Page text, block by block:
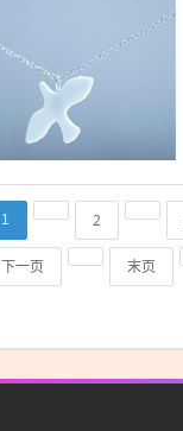
1 2
下一页 末页